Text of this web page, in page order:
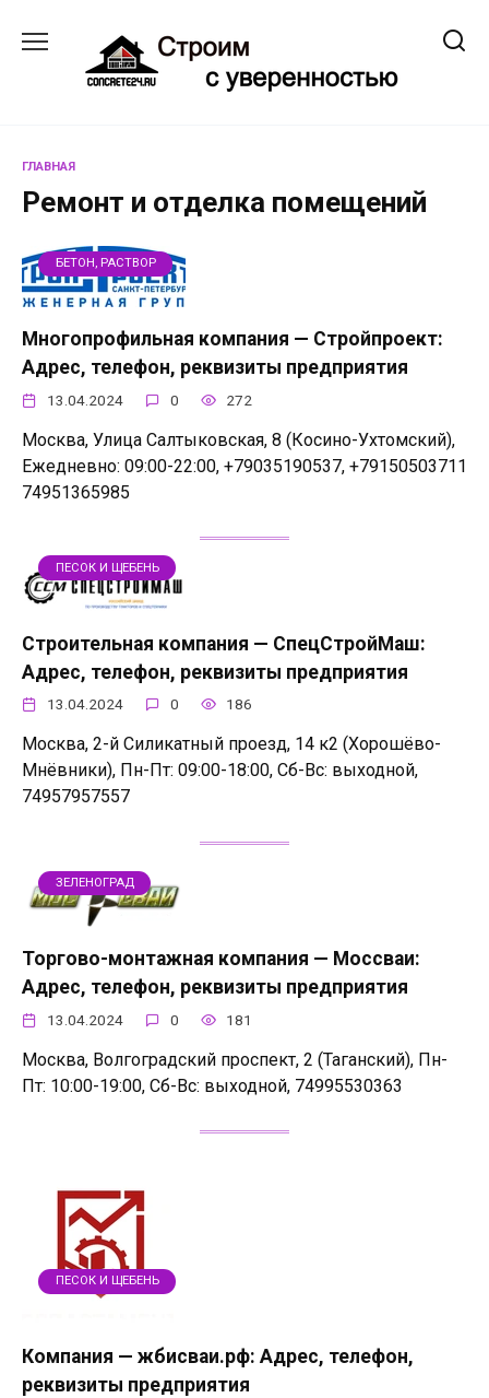
содержанию
ГЛАВНАЯ
Ремонт и отделка помещений
БЕТОН, РАСТВОР
Многопрофильная компания — Стройпроект:
Адрес, телефон, реквизиты предприятия
13.04.2024 0 272
Москва, Улица Салтыковская, 8 (Косино-Ухтомский),
Ежедневно: 09:00-22:00, +79035190537, +79150503711
74951365985
ПЕСОК И ЩЕБЕНЬ
Строительная компания — СпецСтройМаш:
Адрес, телефон, реквизиты предприятия
13.04.2024 0 186
Москва, 2-й Силикатный проезд, 14 к2 (Хорошёво-
Мнёвники), Пн-Пт: 09:00-18:00, Сб-Вс: выходной,
74957957557
ЗЕЛЕНОГРАД
Торгово-монтажная компания — Моссваи:
Адрес, телефон, реквизиты предприятия
13.04.2024 0 181
Москва, Волгоградский проспект, 2 (Таганский), Пн-
Пт: 10:00-19:00, Сб-Вс: выходной, 74995530363
ПЕСОК И ЩЕБЕНЬ
Компания — жбисваи.рф: Адрес, телефон,
реквизиты предприятия